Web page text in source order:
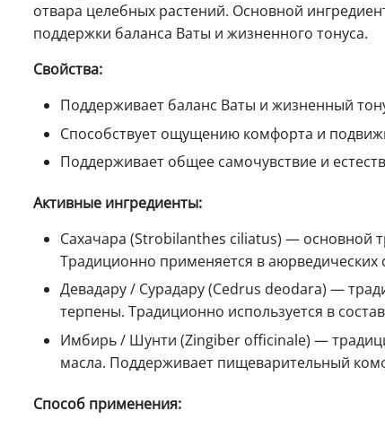
отвара целебных растений. Основной
поддержки баланса Ваты и жизненного тонуса.
Свойства:
Поддерживает баланс Ваты и жизненный
Способствует ощущению комфорта и
Поддерживает общее самочувствие и
Активные ингредиенты:
Сахачара (Strobilanthes ciliatus) — основной
Традиционно применяется в аюрведических
Девадару / Сурадару (Cedrus deodara) —
терпены. Традиционно используется в
Имбирь / Шунти (Zingiber officinale) —
масла. Поддерживает пищеварительный
Способ применения: